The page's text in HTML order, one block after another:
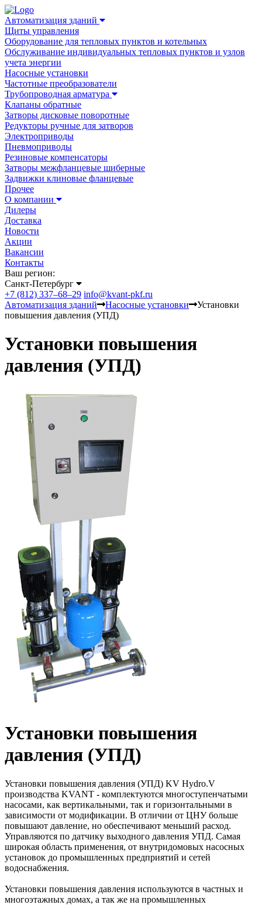
Автоматизация зданий
Щиты управления
Оборудование для тепловых пунктов и котельных
Обслуживание индивидуальных тепловых пунктов и узлов
учета энергии
Насосные установки
Частотные преобразователи
Трубопроводная арматура
Клапаны обратные
Затворы дисковые поворотные
Редукторы ручные для затворов
Электроприводы
Пневмоприводы
Резиновые компенсаторы
Затворы межфланцевые шиберные
Задвижки клиновые фланцевые
Прочее
О компании
Дилеры
Доставка
Новости
Акции
Вакансии
Контакты
Ваш регион:
Санкт-Петербург
+7 (812) 337–68–29 info@kvant-pkf.ru
Автоматизация зданий
Насосные установки
Установки
повышения давления (УПД)
Установки повышения
давления (УПД)
Установки повышения
давления (УПД)
Установки повышения давления (УПД) KV Hydro.V
производства KVANT - комплектуются многоступенчатыми
насосами, как вертикальными, так и горизонтальными в
зависимости от модификации. В отличии от ЦНУ больше
повышают давление, но обеспечивают меньший расход.
Управляются по датчику выходного давления УПД. Самая
широкая область применения, от внутридомовых насосных
установок до промышленных предприятий и сетей
водоснабжения.
Установки повышения давления используются в частных и
многоэтажных домах, а так же на промышленных